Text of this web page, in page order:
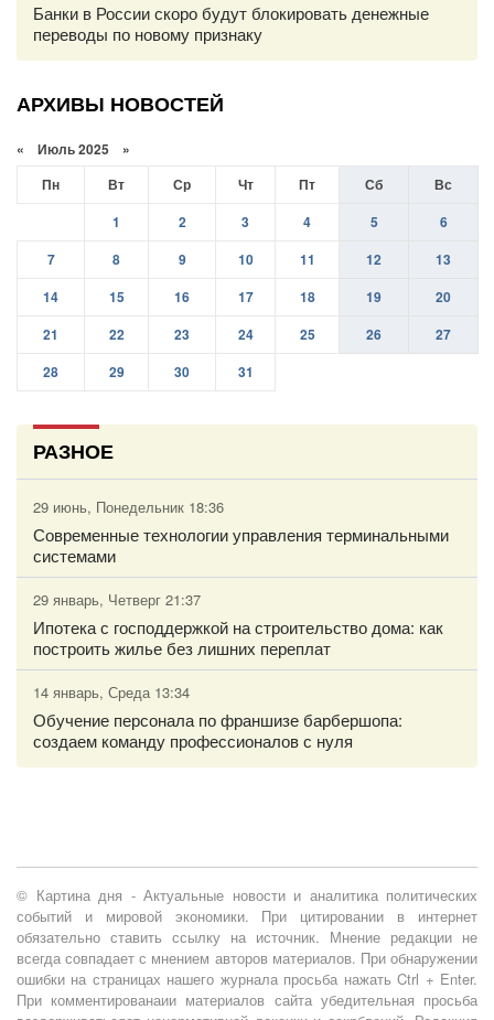
Банки в России скоро будут блокировать денежные
переводы по новому признаку
АРХИВЫ НОВОСТЕЙ
« Июль 2025 »
Пн
Вт Ср Чт Пт Сб
Вс
1
2 3 4 5
6
7
8 9 10 11 12
13
14
15 16 17 18 19
20
21
22 23 24 25 26
27
28
29 30 31
РАЗНОЕ
29 июнь, Понедельник 18:36
Современные технологии управления терминальными
системами
29 январь, Четверг 21:37
Ипотека с господдержкой на строительство дома: как
построить жилье без лишних переплат
14 январь, Среда 13:34
Обучение персонала по франшизе барбершопа:
создаем команду профессионалов с нуля
© Картина дня - Актуальные новости и аналитика политических
событий и мировой экономики. При цитировании в интернет
обязательно ставить ссылку на источник. Мнение редакции не
всегда совпадает с мнением авторов материалов. При обнаружении
ошибки на страницах нашего журнала просьба нажать Ctrl + Enter.
При комментированаии материалов сайта убедительная просьба